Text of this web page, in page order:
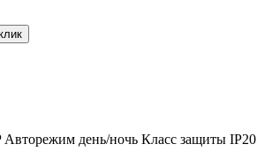
Авторежим день/ночь Класс защиты IP20